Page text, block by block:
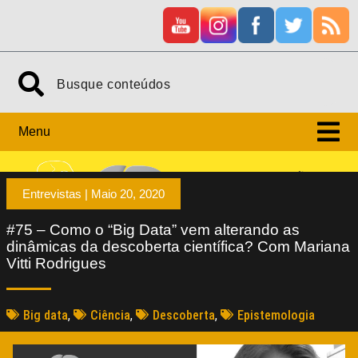
Menu
Entrevistas | Maio 20, 2020
#75 – Como o “Big Data” vem alterando as
dinâmicas da descoberta científica? Com Mariana
Vitti Rodrigues
Big data, Ciência, Descoberta, Epistemologia